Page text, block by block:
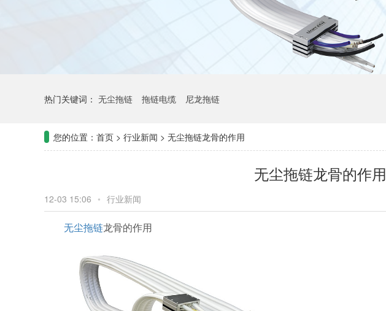
热门关键词： 无尘拖链 拖链电缆 尼龙拖链
您的位置： 首页 > 行业新闻 > 无尘拖链龙骨的作用
无尘拖链龙骨的作用
12-03 15:06 • 行业新闻
无尘拖链龙骨的作用